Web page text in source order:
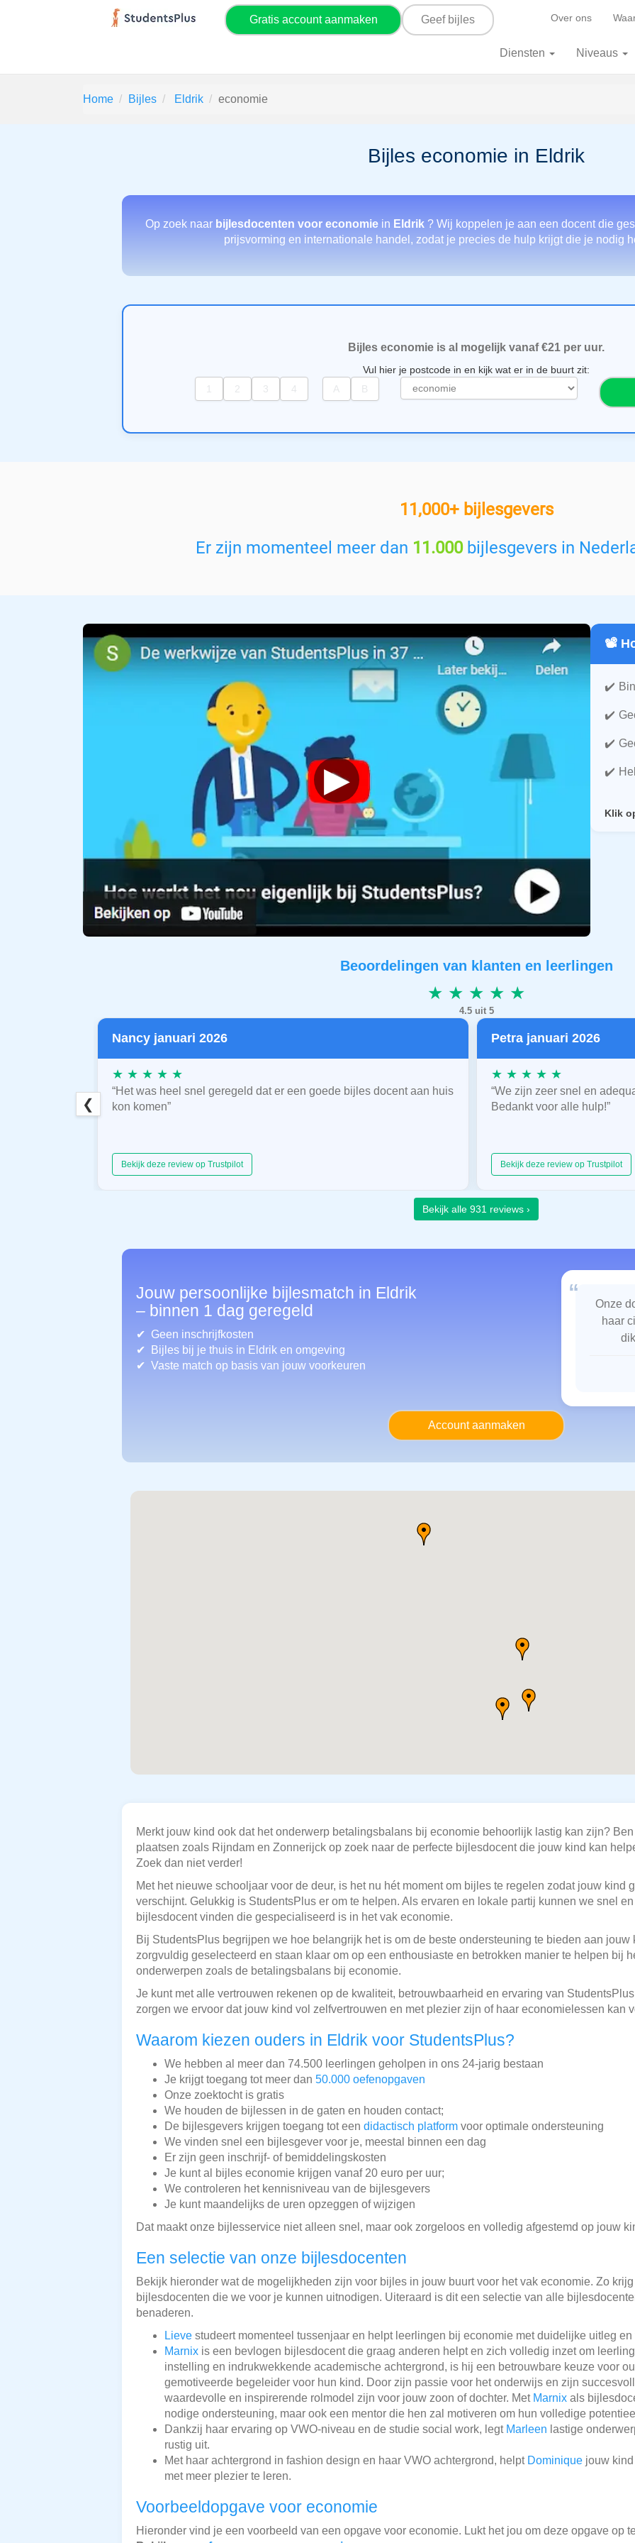
Gratis account aanmaken Geef bijles Over ons
Diensten Niveaus
Home Bijles Eldrik economie
Bijles economie in Eldrik
Op zoek naar bijlesdocenten voor economie in Eldrik ? Wij koppelen je aan een docent die
prijsvorming en internationale handel, zodat je precies de hulp krijgt die je nodig
Bijles economie is al mogelijk vanaf €21 per uur.
Vul hier je postcode in en kijk wat er in de buurt zit:
e
e
n
11,000+ bijlesgevers
Er zijn momenteel meer dan 11.000bijlesgevers in
▶
📽️
Klik
Beoordelingen van klanten en leerlingen
★ ★ ★ ★ ★
4.5 uit 5
Nancy januari 2026
★ ★ ★ ★ ★
“Het was heel snel geregeld dat er een goede bijles docent aan huis
kon komen”
Bekijk deze review op Trustpilot
Petra januari 2026
★ ★ ★ ★ ★
“We zijn zeer snel en
Bedankt voor alle hulp!”
Bekijk deze review op Trustpilot
❮
Bekijk alle 931 reviews ›
Jouw persoonlijke bijlesmatch in Eldrik
– binnen 1 dag geregeld
Geen inschrijfkosten
Bijles bij je thuis in Eldrik en omgeving
Vaste match op basis van jouw voorkeuren
“
Onze
haar
Account aanmaken
Merkt jouw kind ook dat het onderwerp betalingsbalans bij economie behoorlijk lastig kan zijn?
plaatsen zoals Rijndam en Zonnerijck op zoek naar de perfecte bijlesdocent die jouw kind kan
Zoek dan niet verder!
Met het nieuwe schooljaar voor de deur, is het nu hét moment om bijles te regelen zodat jouw kind
verschijnt. Gelukkig is StudentsPlus er om te helpen. Als ervaren en lokale partij kunnen we snel
bijlesdocent vinden die gespecialiseerd is in het vak economie.
Bij StudentsPlus begrijpen we hoe belangrijk het is om de beste ondersteuning te bieden aan
zorgvuldig geselecteerd en staan klaar om op een enthousiaste en betrokken manier te helpen bij
onderwerpen zoals de betalingsbalans bij economie.
Je kunt met alle vertrouwen rekenen op de kwaliteit, betrouwbaarheid en ervaring van
zorgen we ervoor dat jouw kind vol zelfvertrouwen en met plezier zijn of haar economielessen kan
Waarom kiezen ouders in Eldrik voor StudentsPlus?
We hebben al meer dan 74.500 leerlingen geholpen in ons 24-jarig bestaan
Je krijgt toegang tot meer dan 50.000 oefenopgaven
Onze zoektocht is gratis
We houden de bijlessen in de gaten en houden contact;
De bijlesgevers krijgen toegang tot een didactisch platform voor optimale ondersteuning
We vinden snel een bijlesgever voor je, meestal binnen een dag
Er zijn geen inschrijf- of bemiddelingskosten
Je kunt al bijles economie krijgen vanaf 20 euro per uur;
We controleren het kennisniveau van de bijlesgevers
Je kunt maandelijks de uren opzeggen of wijzigen
Dat maakt onze bijlesservice niet alleen snel, maar ook zorgeloos en volledig afgestemd op jouw
Een selectie van onze bijlesdocenten
Bekijk hieronder wat de mogelijkheden zijn voor bijles in jouw buurt voor het vak economie. Zo
bijlesdocenten die we voor je kunnen uitnodigen. Uiteraard is dit een selectie van alle
benaderen.
Lieve studeert momenteel tussenjaar en helpt leerlingen bij economie met duidelijke uitleg en
Marnix is een bevlogen bijlesdocent die graag anderen helpt en zich volledig inzet om
instelling en indrukwekkende academische achtergrond, is hij een betrouwbare keuze voor
gemotiveerde begeleider voor hun kind. Door zijn passie voor het onderwijs en zijn
waardevolle en inspirerende rolmodel zijn voor jouw zoon of dochter. Met Marnix als
nodige ondersteuning, maar ook een mentor die hen zal motiveren om hun volledige
Dankzij haar ervaring op VWO-niveau en de studie social work, legt Marleen lastige
rustig uit.
Met haar achtergrond in fashion design en haar VWO achtergrond, helpt Dominique jouw
met meer plezier te leren.
Voorbeeldopgave voor economie
Hieronder vind je een voorbeeld van een opgave voor economie. Lukt het jou om deze opgave op